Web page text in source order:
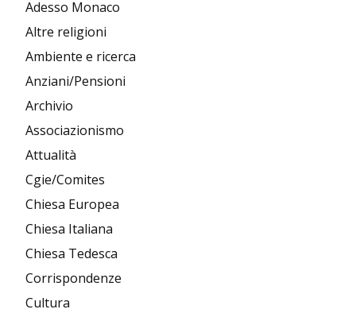
Adesso Monaco
Altre religioni
Ambiente e ricerca
Anziani/Pensioni
Archivio
Associazionismo
Attualità
Cgie/Comites
Chiesa Europea
Chiesa Italiana
Chiesa Tedesca
Corrispondenze
Cultura